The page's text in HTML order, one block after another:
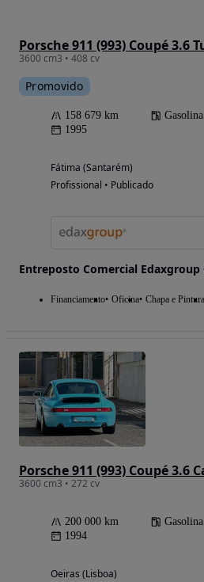
Porsche 911 (993) Coupé 3.6
3600 cm3 • 408 cv
Promovido
158 679 km Gasolina
1995
Fátima (Santarém)
Profissional • Publicado
Entreposto Comercial
Financiamento Oficina Chapa e Pintura
Porsche 911 (993) Coupé 3.6
3600 cm3 • 272 cv
200 000 km Gasolina
1994
Oeiras (Lisboa)